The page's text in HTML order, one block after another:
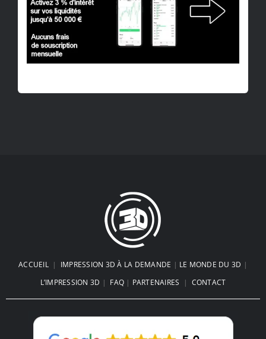
ACCUEIL| IMPRESSION 3D À LA DEMANDE | LE MONDE DU 3D |
L’IMPRESSION 3D | FAQ | PARTENAIRES | CONTACT